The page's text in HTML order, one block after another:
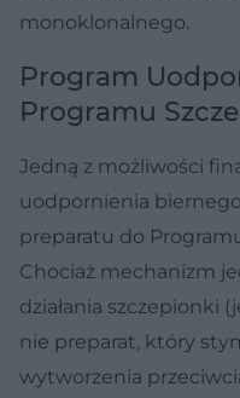
monoklonalnego.
Program
Programu
Jedną z możliwości
uodpornienia
preparatu do
Chociaż mechanizm
działania szczepionki
nie preparat, który
wytworzenia